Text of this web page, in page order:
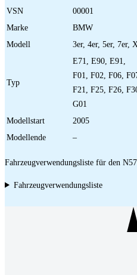
VSN
00001
Marke
BMW
Modell
3er, 4er, 5er, 7er,
Typ
E71, E90, E91,
F01, F02, F06,
F21, F25, F26,
G01
Modellstart
2005
Modellende
–
Fahrzeugverwendungsliste für den
Fahrzeugverwendungsliste